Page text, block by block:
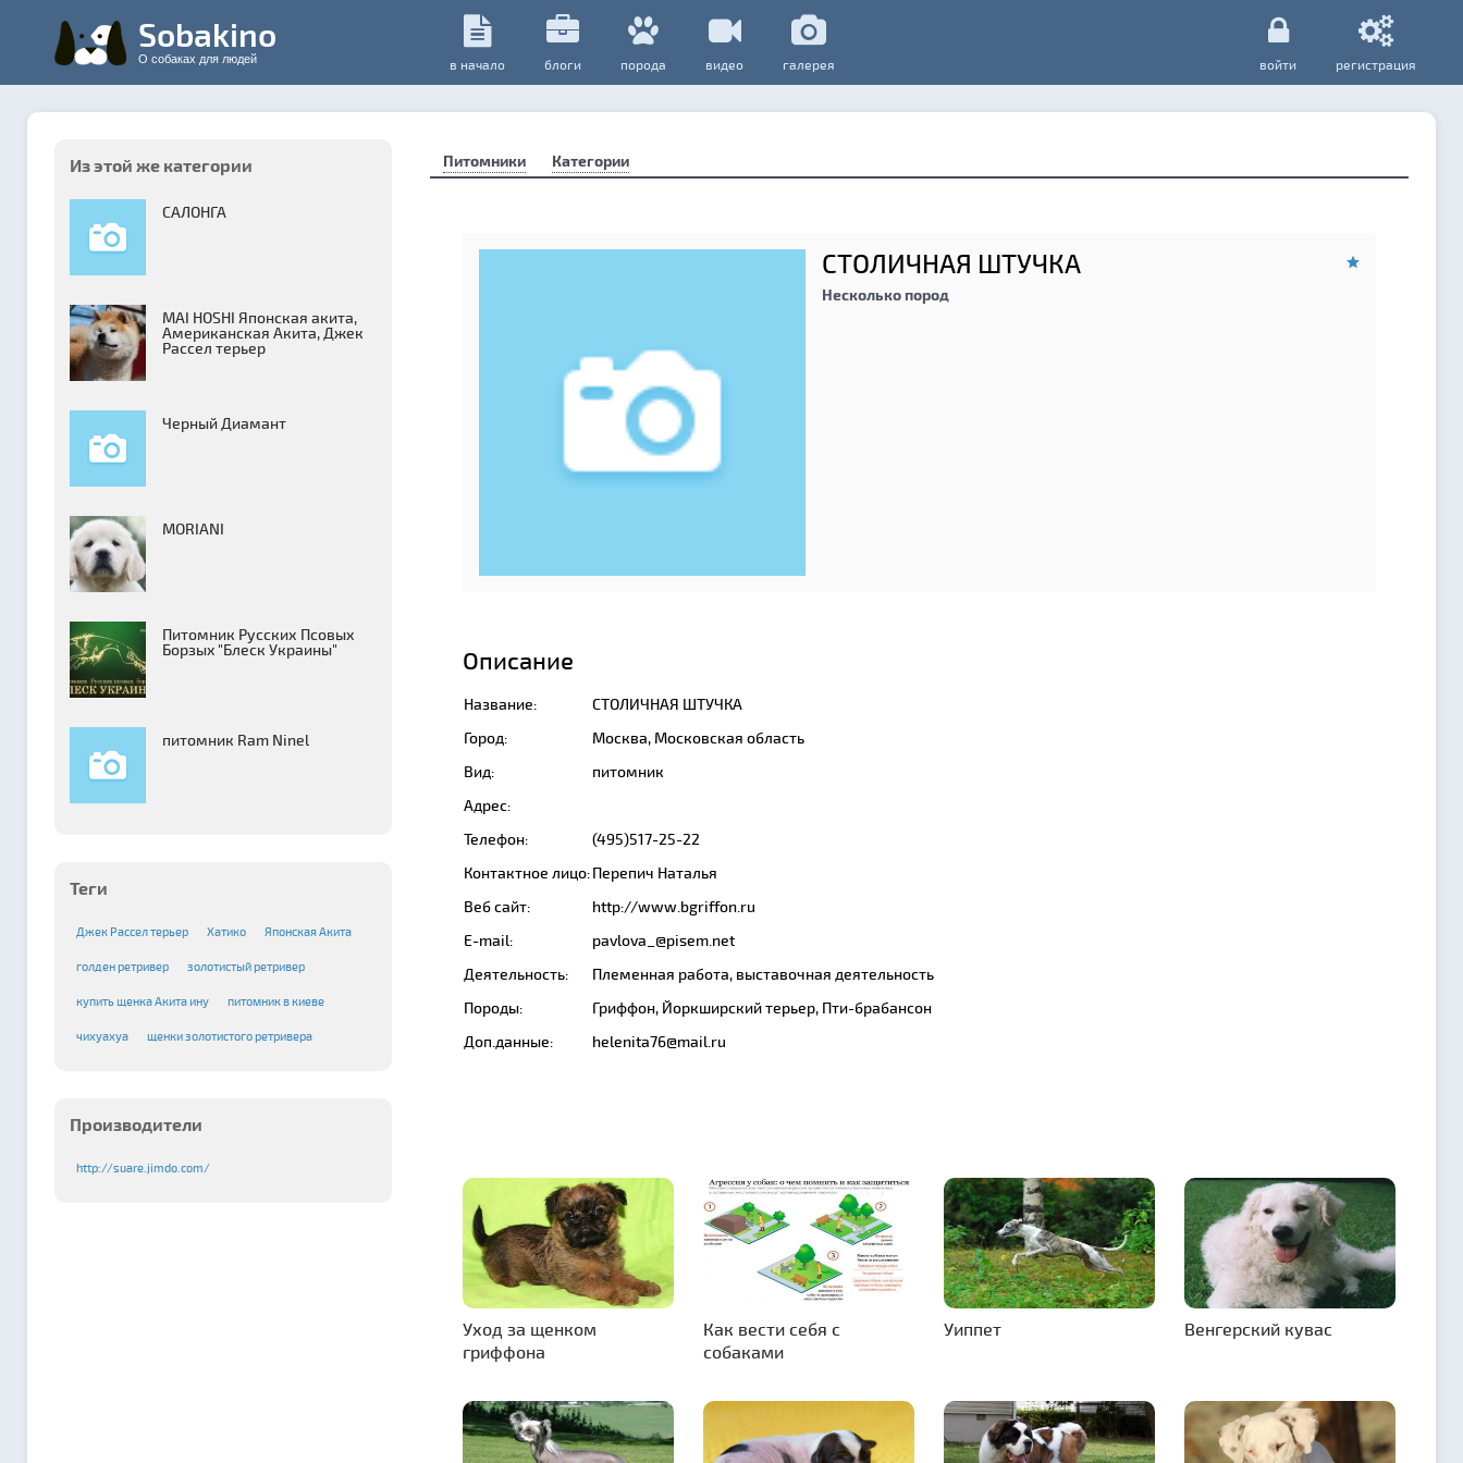
Sobakino
О собаках для людей в начало блоги порода видео галерея войти регистрация
Из этой же категории
САЛОНГА
MAI HOSHI Японская акита,
Американская Акита, Джек
Рассел терьер
Черный Диамант
MORIANI
Питомник Русских Псовых
Борзыx "Блеск Украины"
питомник Ram Ninel
Теги
Джек Рассел терьер Хатико Японская Акита
голден ретривер золотистый ретривер
купить щенка Акита ину питомник в киеве
чихуахуа щенки золотистого ретривера
Производители
http://suare.jimdo.com/
Питомники Категории
СТОЛИЧНАЯ ШТУЧКА
Несколько пород
Описание
Название:
СТОЛИЧНАЯ ШТУЧКА
Город:
Москва, Московская область
Вид:
питомник
Адрес:
Телефон:
(495)517-25-22
Контактное лицо:Перепич Наталья
Веб сайт:
http://www.bgriffon.ru
E-mail:
pavlova_@pisem.net
Деятельность:
Племенная работа, выставочная деятельность
Породы:
Гриффон, Йоркширский терьер, Пти-брабансон
Доп.данные:
helenita76@mail.ru
Уход за щенком
гриффона
Как вести себя с
собаками
Уиппет Венгерский кувас